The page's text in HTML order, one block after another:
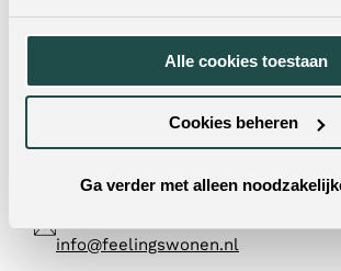
Alle cookies toestaan
Cookies beheren
Ga verder met alleen
op werkdagen binnen 24 uur op al je
Contactformulier
+31 (0)77 320 1838
info@feelingswonen.nl